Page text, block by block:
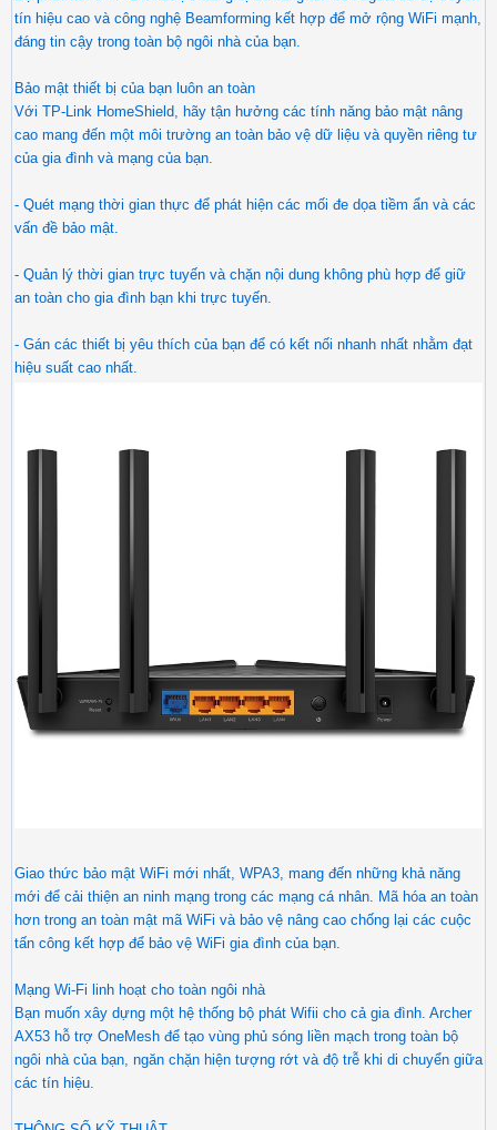
tín hiệu cao và công nghệ Beamforming kết hợp để mở rộng WiFi mạnh,
đáng tin cậy trong toàn bộ ngôi nhà của bạn.
Bảo mật thiết bị của bạn luôn an toàn
Với TP-Link HomeShield, hãy tận hưởng các tính năng bảo mật nâng
cao mang đến một môi trường an toàn bảo vệ dữ liệu và quyền riêng tư
của gia đình và mạng của bạn.
- Quét mạng thời gian thực để phát hiện các mối đe dọa tiềm ẩn và các
vấn đề bảo mật.
- Quản lý thời gian trực tuyến và chặn nội dung không phù hợp để giữ
an toàn cho gia đình bạn khi trực tuyến.
- Gán các thiết bị yêu thích của bạn để có kết nối nhanh nhất nhằm đạt
hiệu suất cao nhất.
Giao thức bảo mật WiFi mới nhất, WPA3, mang đến những khả năng
mới để cải thiện an ninh mạng trong các mạng cá nhân. Mã hóa an toàn
hơn trong an toàn mật mã WiFi và bảo vệ nâng cao chống lại các cuộc
tấn công kết hợp để bảo vệ WiFi gia đình của bạn.
Mạng Wi-Fi linh hoạt cho toàn ngôi nhà
Bạn muốn xây dựng một hệ thống bộ phát Wifii cho cả gia đình. Archer
AX53 hỗ trợ OneMesh để tạo vùng phủ sóng liền mạch trong toàn bộ
ngôi nhà của bạn, ngăn chặn hiện tượng rớt và độ trễ khi di chuyển giữa
các tín hiệu.